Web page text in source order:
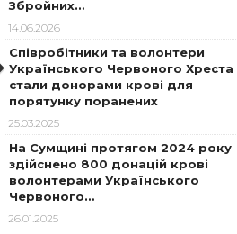
Збройних…
14.06.2026
Співробітники та волонтери
Українського Червоного Хреста
стали донорами крові для
порятунку поранених
25.03.2025
На Сумщині протягом 2024 року
здійснено 800 донацій крові
волонтерами Українського
Червоного…
26.01.2025